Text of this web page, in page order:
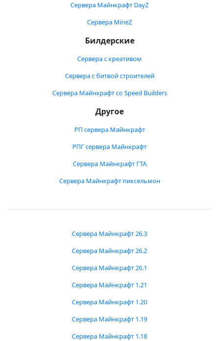
Сервера Майнкрафт DayZ
Сервера MineZ
Билдерские
Сервера с креативом
Сервера с битвой строителей
Сервера Майнкрафт со Speed Builders
Другое
РП сервера Майнкрафт
РПГ сервера Майнкрафт
Сервера Майнкрафт ГТА
Сервера Майнкрафт пиксельмон
Сервера Майнкрафт 26.3
Сервера Майнкрафт 26.2
Сервера Майнкрафт 26.1
Сервера Майнкрафт 1.21
Сервера Майнкрафт 1.20
Сервера Майнкрафт 1.19
Сервера Майнкрафт 1.18